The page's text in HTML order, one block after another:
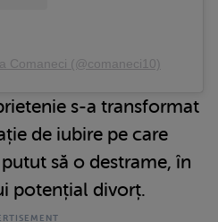
Comaneci (@comaneci10)
s-a transformat
de iubire pe care
să o destrame, în
potențial divorț.